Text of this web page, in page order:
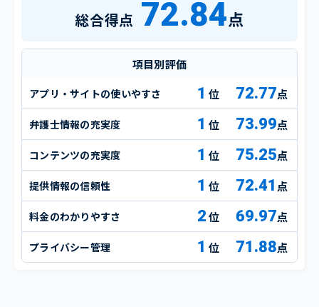
総合得点 72.84点
項目別評価
アプリ・サイトの使いやすさ 1 72.77点
弁護士情報の充実度 1 73.99点
コンテンツの充実度 1 75.25点
提供情報の信頼性 1 72.41 点
料金のわかりやすさ 2 69.97点
プライバシー管理 1 71.88点